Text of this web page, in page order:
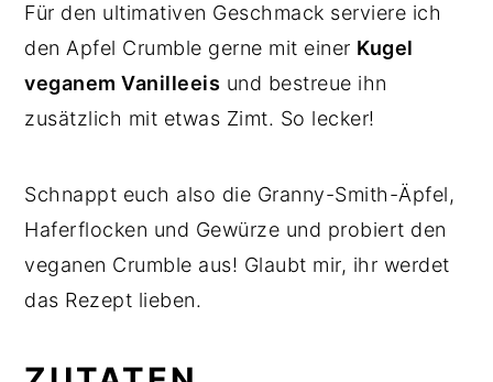
Für den ultimativen Geschmack serviere ich
den Apfel Crumble gerne mit einer Kugel
veganem Vanilleeis und bestreue ihn
zusätzlich mit etwas Zimt. So lecker!
Schnappt euch also die Granny-Smith-Äpfel,
Haferflocken und Gewürze und probiert den
veganen Crumble aus! Glaubt mir, ihr werdet
das Rezept lieben.